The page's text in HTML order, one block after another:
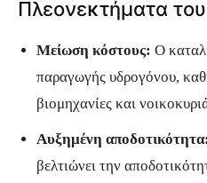
Πλεονεκτήματα
Μείωση κόστους: Ο
παραγωγής υδρογόνου,
βιομηχανίες και
Αυξημένη αποδοτικότητα:
βελτιώνει την